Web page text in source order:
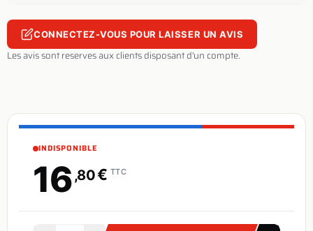
CONNECTEZ-VOUS POUR LAISSER UN AVIS
Les avis sont reserves aux clients disposant d'un compte.
INDISPONIBLE
16,80€ TTC